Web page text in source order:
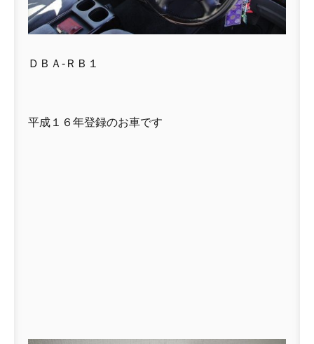
ＤＢＡ-ＲＢ１
平成１６年登録のお車です